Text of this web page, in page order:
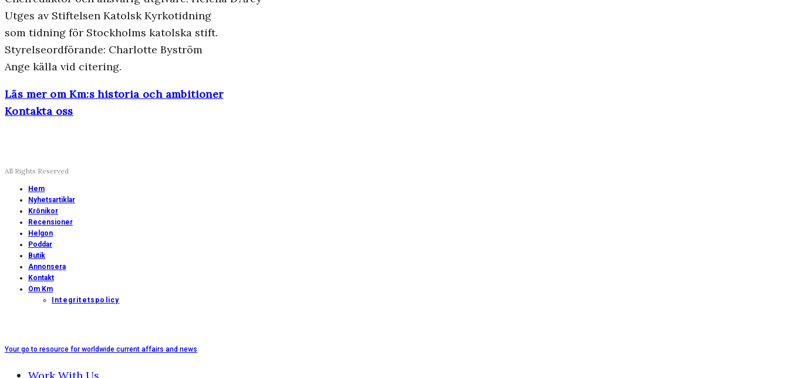
Utges av Stiftelsen Katolsk Kyrkotidning
som tidning för Stockholms katolska stift.
Styrelseordförande: Charlotte Byström
Ange källa vid citering.
Läs mer om Km:s historia och ambitioner
Kontakta oss
All Rights Reserved
Hem
Nyhetsartiklar
Krönikor
Recensioner
Helgon
Poddar
Butik
Annonsera
Kontakt
Om Km
Integritetspolicy
Your go to resource for worldwide current affairs and news